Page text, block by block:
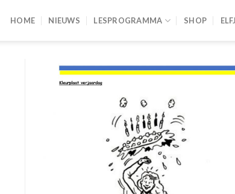
HOME NIEUWS LESPROGRAMMA SHOP